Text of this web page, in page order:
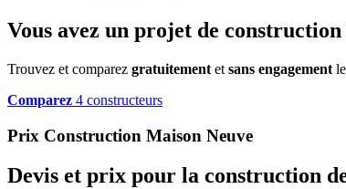
Vous avez un projet de construction
Trouvez et comparez gratuitement et sans engagement
Comparez 4 constructeurs
Prix Construction Maison Neuve
Devis et prix pour la construction